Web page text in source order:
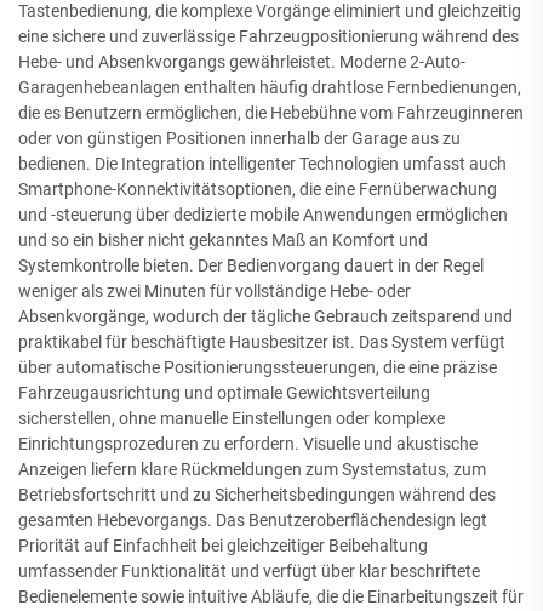
Tastenbedienung, die komplexe Vorgänge eliminiert und gleichzeitig
eine sichere und zuverlässige Fahrzeugpositionierung während des
Hebe- und Absenkvorgangs gewährleistet. Moderne 2-Auto-
Garagenhebeanlagen enthalten häufig drahtlose Fernbedienungen,
die es Benutzern ermöglichen, die Hebebühne vom Fahrzeuginneren
oder von günstigen Positionen innerhalb der Garage aus zu
bedienen. Die Integration intelligenter Technologien umfasst auch
Smartphone-Konnektivitätsoptionen, die eine Fernüberwachung
und -steuerung über dedizierte mobile Anwendungen ermöglichen
und so ein bisher nicht gekanntes Maß an Komfort und
Systemkontrolle bieten. Der Bedienvorgang dauert in der Regel
weniger als zwei Minuten für vollständige Hebe- oder
Absenkvorgänge, wodurch der tägliche Gebrauch zeitsparend und
praktikabel für beschäftigte Hausbesitzer ist. Das System verfügt
über automatische Positionierungssteuerungen, die eine präzise
Fahrzeugausrichtung und optimale Gewichtsverteilung
sicherstellen, ohne manuelle Einstellungen oder komplexe
Einrichtungsprozeduren zu erfordern. Visuelle und akustische
Anzeigen liefern klare Rückmeldungen zum Systemstatus, zum
Betriebsfortschritt und zu Sicherheitsbedingungen während des
gesamten Hebevorgangs. Das Benutzeroberflächendesign legt
Priorität auf Einfachheit bei gleichzeitiger Beibehaltung
umfassender Funktionalität und verfügt über klar beschriftete
Bedienelemente sowie intuitive Abläufe, die die Einarbeitungszeit für